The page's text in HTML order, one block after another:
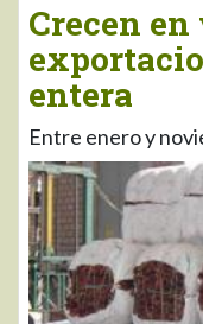
Crecen
entera
Entre enero y